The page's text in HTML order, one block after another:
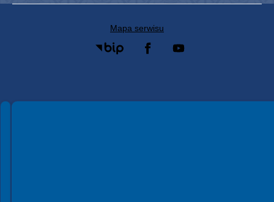
Mapa serwisu
Spełniamy standardy WCAG 2.2
Spełniamy standardy W3C